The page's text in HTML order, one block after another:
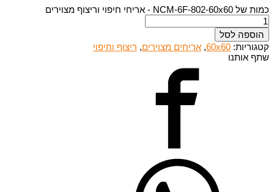
כמות של NCM-6F-802-60x60 - אריחי חיפוי וריצוף מצוירים
הוספה לסל
קטגוריות: 60x60
, אריחים מצוירים, ריצוף וחיפוי
שתף אותנו